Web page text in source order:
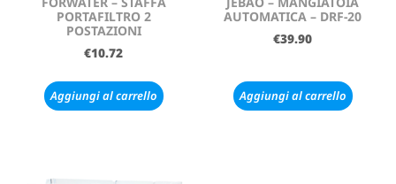
PORTAFILTRO 2
POSTAZIONI
€10.72
Aggiungi al carrello
AUTOMATICA – DRF-20
€39.90
Aggiungi al carrello